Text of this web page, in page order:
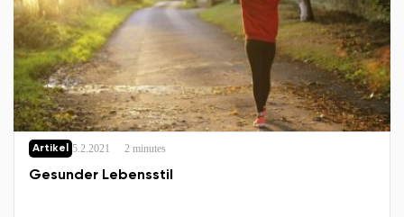
Artikel 5.2.2021 2 minutes
Gesunder Lebensstil